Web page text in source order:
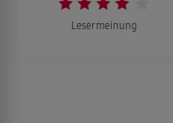
Lesermeinung